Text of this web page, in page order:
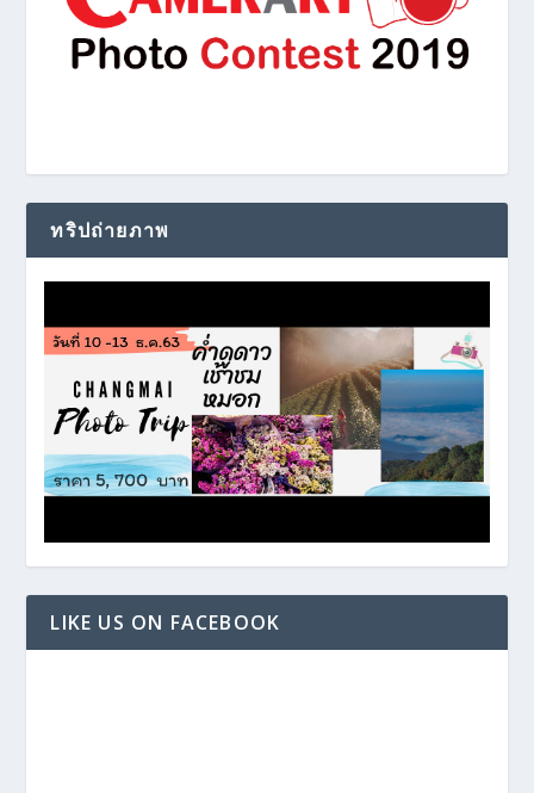
ทริปถ่ายภาพ
LIKE US ON FACEBOOK